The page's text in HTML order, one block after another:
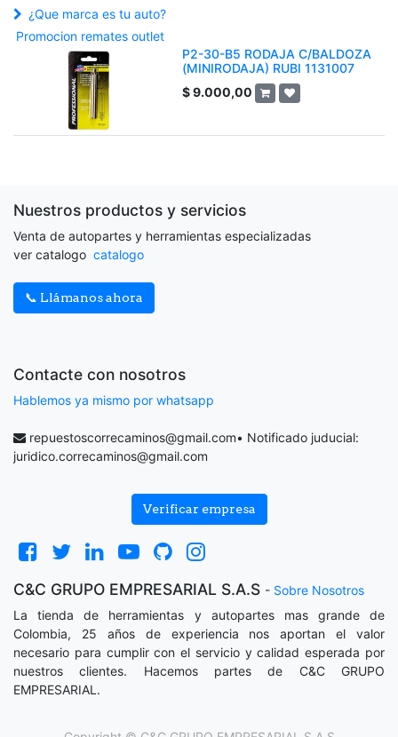
¿Que marca es tu auto?
Promocion remates outlet
P2-30-B5 RODAJA C/BALDOZA
(MINIRODAJA) RUBI 1131007
$9.000,00
Nuestros productos y servicios
Venta de autopartes y herramientas especializadas
ver catalogo catalogo
📞 Llámanos ahora
Contacte con nosotros
Hablemos ya mismo por whatsapp
repuestoscorrecaminos@gmail.com• Notificado juducial:
juridico.correcaminos@gmail.com
Verificar empresa
C&C GRUPO EMPRESARIAL S.A.S - Sobre Nosotros
La tienda de herramientas y autopartes mas grande de
Colombia, 25 años de experiencia nos aportan el valor
necesario para cumplir con el servicio y calidad esperada por
nuestros clientes. Hacemos partes de C&C GRUPO
EMPRESARIAL.